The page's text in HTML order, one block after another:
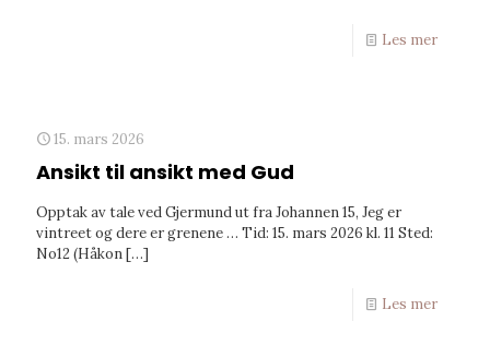
Les mer
15. mars 2026
Ansikt til ansikt med Gud
Opptak av tale ved Gjermund ut fra Johannen 15, Jeg er
vintreet og dere er grenene … Tid: 15. mars 2026 kl. 11 Sted:
No12 (Håkon[…]
Les mer